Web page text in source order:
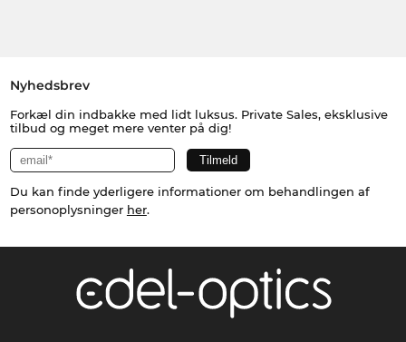
Nyhedsbrev
Forkæl din indbakke med lidt luksus. Private Sales, eksklusive
tilbud og meget mere venter på dig!
Du kan finde yderligere informationer om behandlingen af
personoplysninger her.